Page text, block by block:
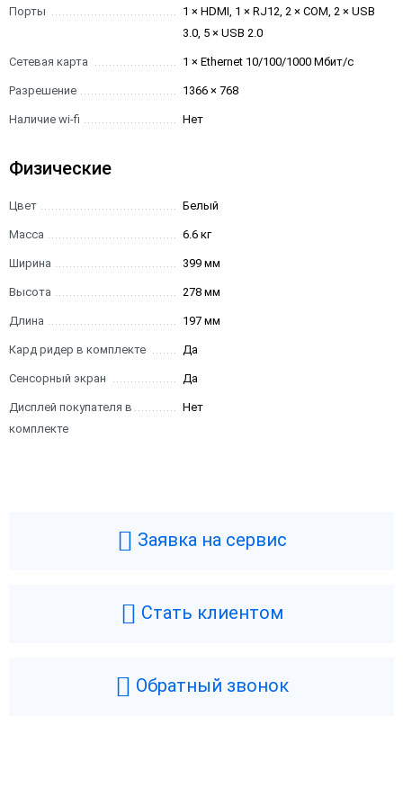
Порты
1 × HDMI, 1 × RJ12, 2 × COM, 2 × USB
3.0, 5 × USB 2.0
Сетевая карта 1 × Ethernet 10/100/1000 Мбит/с
Разрешение 1366 × 768
Наличие wi-fi Нет
Физические
Цвет Белый
Масса 6.6 кг
Ширина 399 мм
Высота 278 мм
Длина 197 мм
Кард ридер в комплекте Да
Сенсорный экран Да
Дисплей покупателя в
комплекте
Нет
Заявка на сервис
Стать клиентом
Обратный звонок